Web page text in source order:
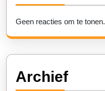
Geen reacties om te tonen.
Archief